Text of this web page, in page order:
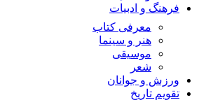
فرهنگ و ادبیات
معرفی کتاب
هنر و سینما
موسیقی
شعر
ورزش و جوانان
تقویم تاريخ